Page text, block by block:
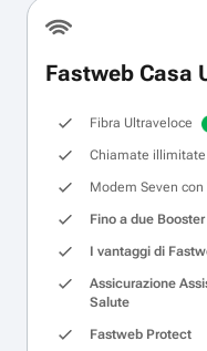
Fastweb Casa
Fibra Ultraveloce
Chiamate illimitate
Modem Seven con
Fino a due Booster
I vantaggi di
Assicurazione
Salute
Fastweb Protect